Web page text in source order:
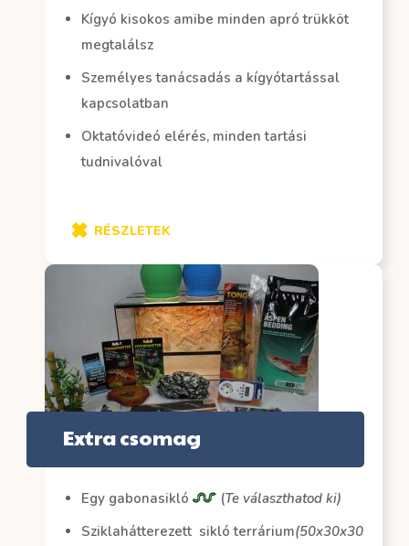
Kígyó kisokos amibe minden apró trükköt
megtalálsz
Személyes tanácsadás a kígyótartással
kapcsolatban
Oktatóvideó elérés, minden tartási
tudnivalóval
RÉSZLETEK
Extra csomag
Egy gabonasikló (Te választhatod ki)
Sziklahátterezett sikló terrárium(50x30x30